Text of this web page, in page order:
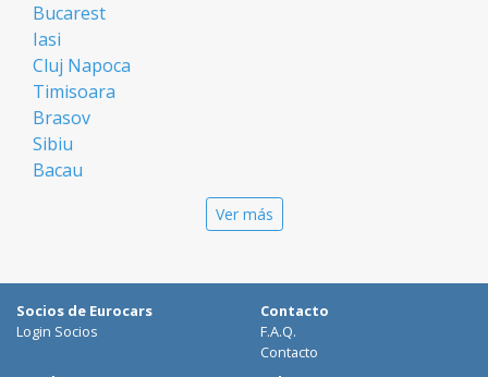
Bucarest
Iasi
Cluj Napoca
Timisoara
Brasov
Sibiu
Bacau
Galati
Suceava
Ver más
Socios de Eurocars
Login Socios
Contacto
F.A.Q.
Contacto